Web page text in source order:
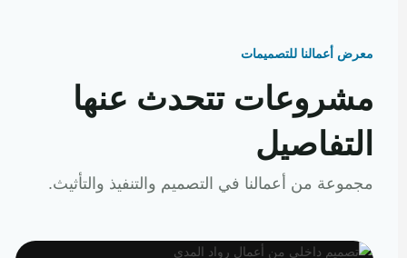
معرض أعمالنا للتصميمات
مشروعات تتحدث عنها
التفاصيل
مجموعة من أعمالنا في التصميم والتنفيذ والتأثيث.